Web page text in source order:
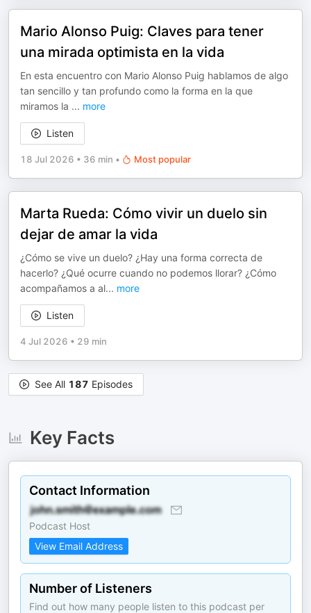
Mario Alonso Puig: Claves para tener
una mirada optimista en la vida
En esta encuentro con Mario Alonso Puig hablamos de algo
tan sencillo y tan profundo como la forma en la que
miramos la ... more
Listen
18 Jul 2026 • 36 min • Most popular
Marta Rueda: Cómo vivir un duelo sin
dejar de amar la vida
¿Cómo se vive un duelo? ¿Hay una forma correcta de
hacerlo? ¿Qué ocurre cuando no podemos llorar? ¿Cómo
acompañamos a al... more
Listen
4 Jul 2026 • 29 min
See All 187 Episodes
Key Facts
Contact Information
Podcast Host
View Email Address
Number of Listeners
Find out how many people listen to this podcast per